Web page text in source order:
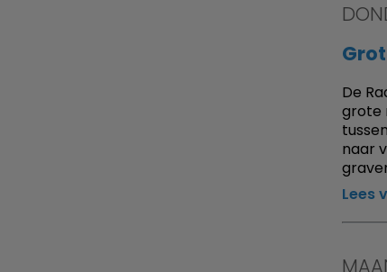
De
grote
naar
Lees